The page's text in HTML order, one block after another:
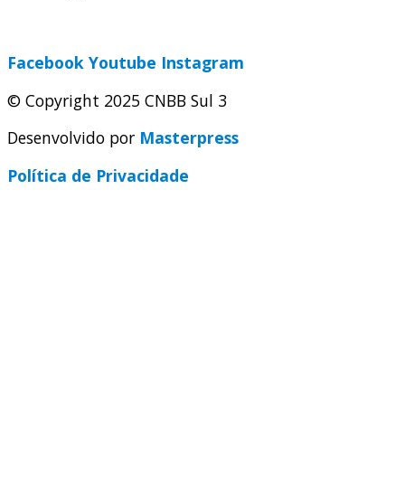
Facebook Youtube Instagram
© Copyright 2025 CNBB Sul 3
Desenvolvido por Masterpress
Política de Privacidade